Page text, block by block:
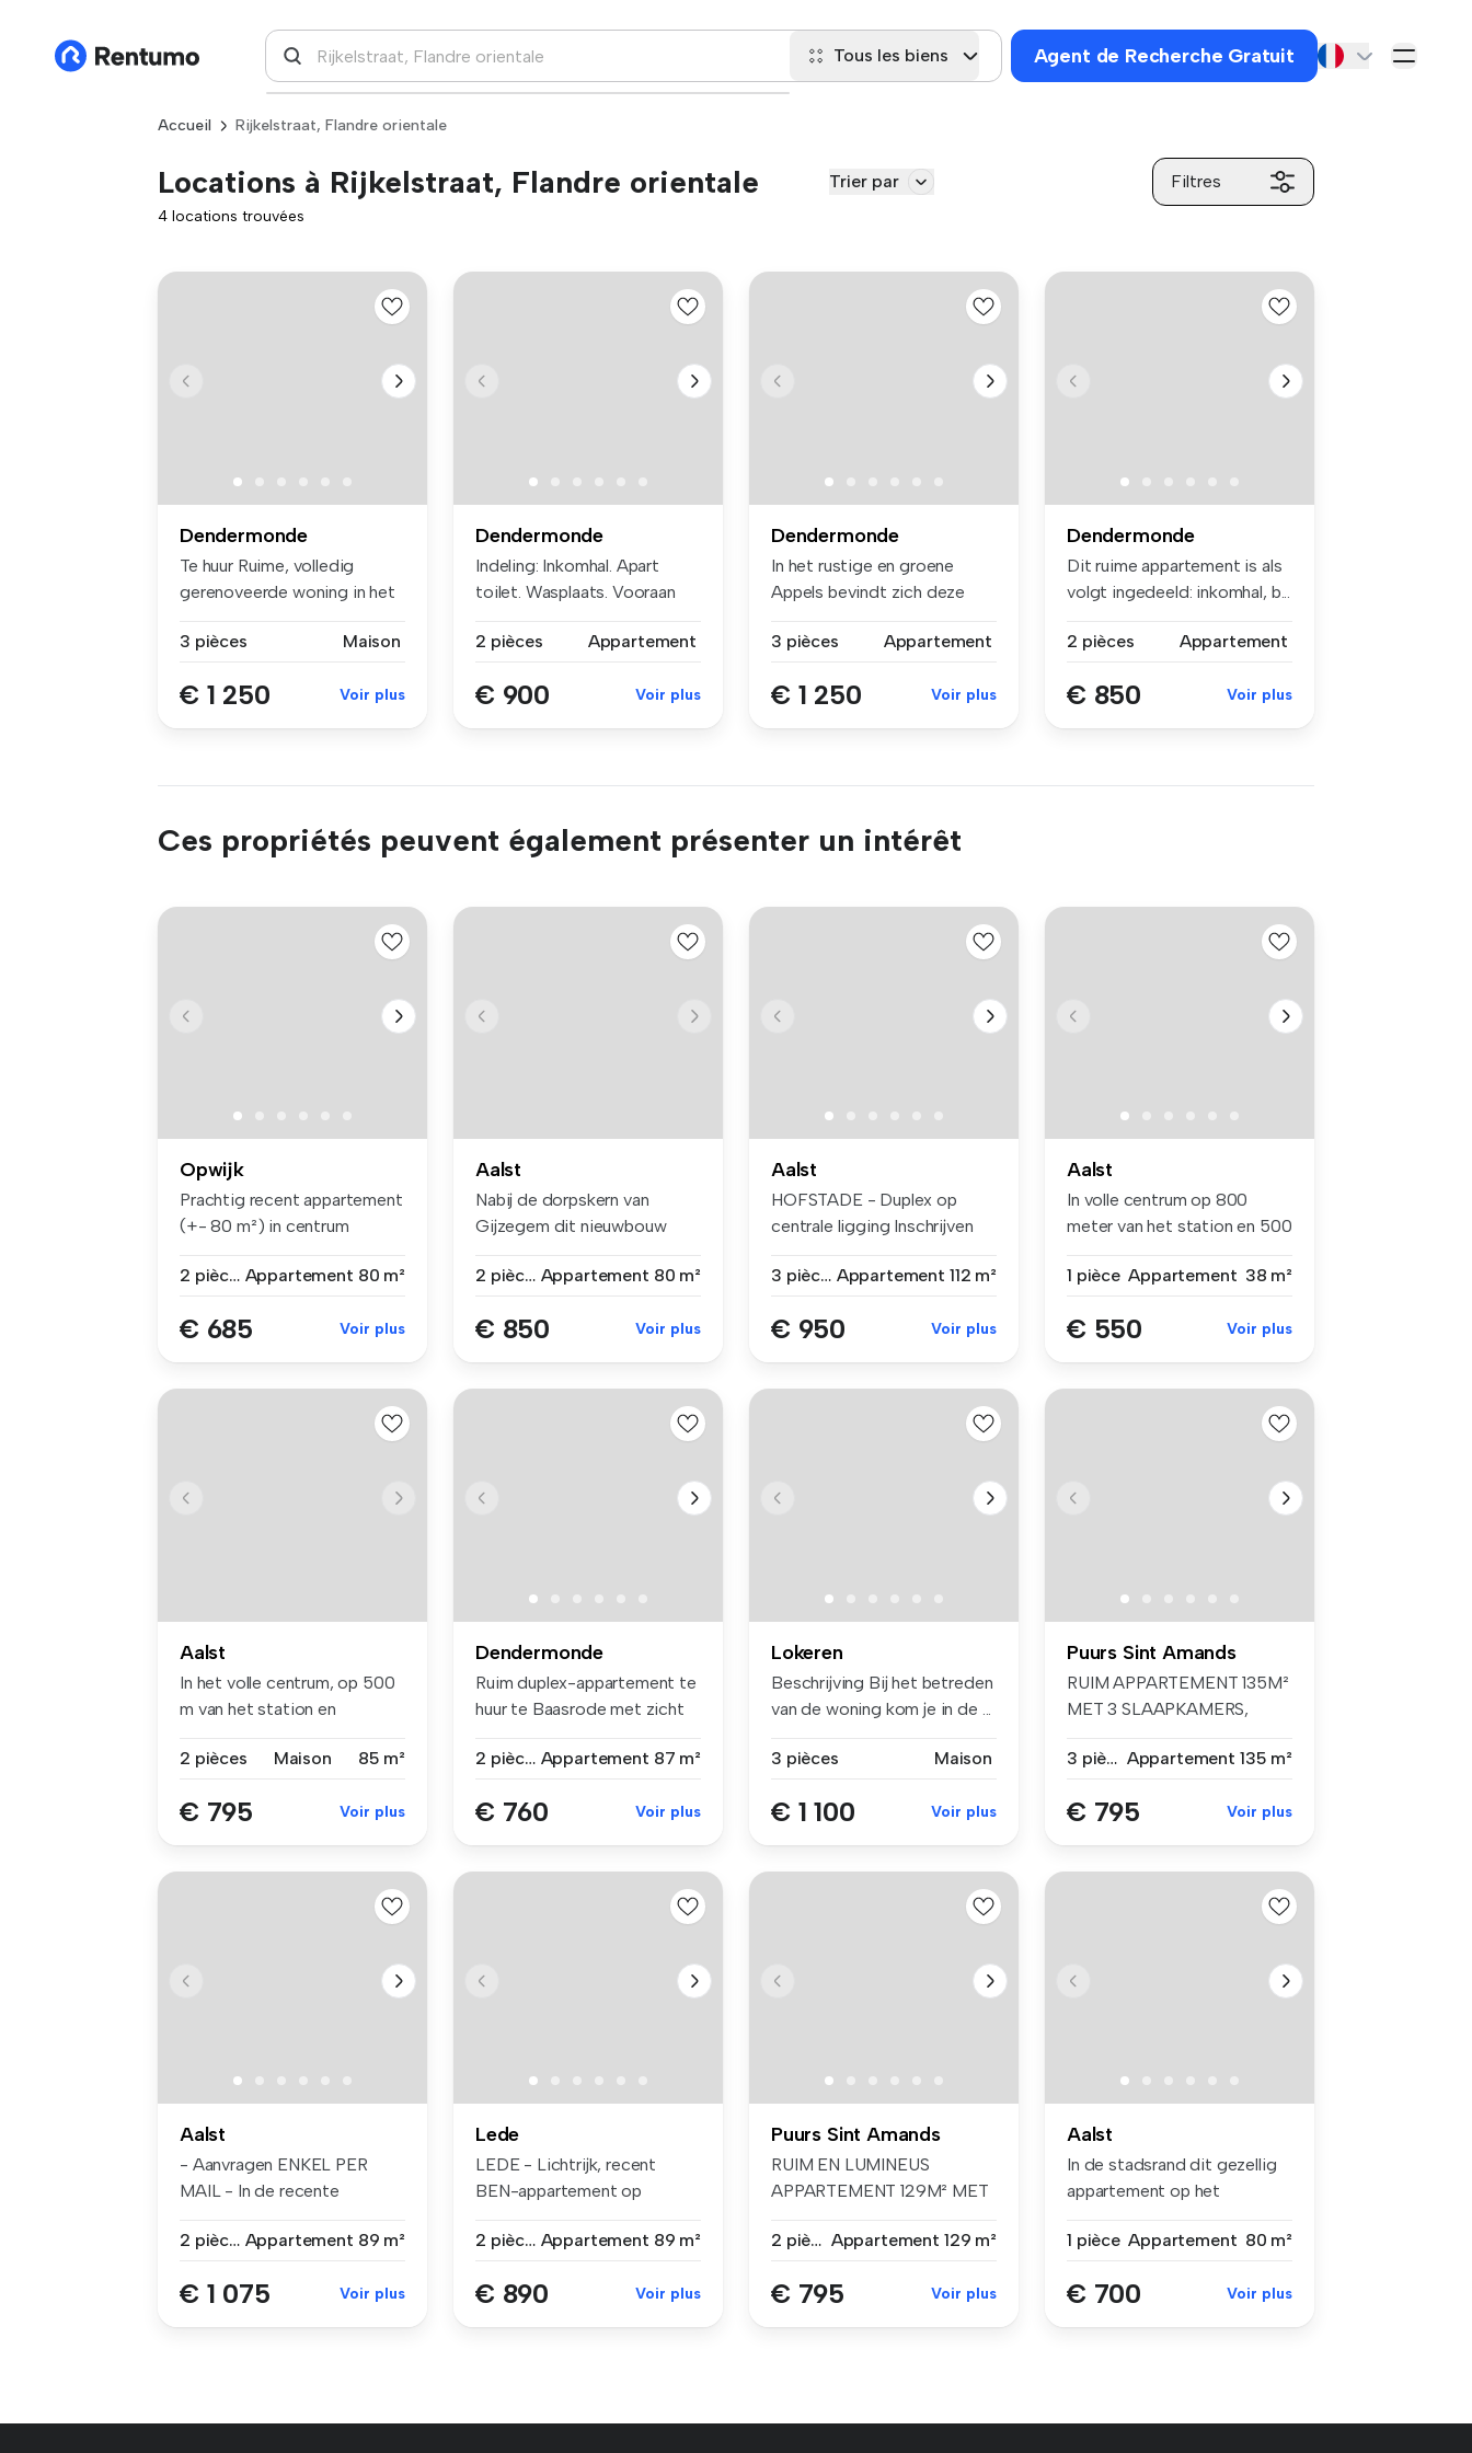
Tous les biens Agent de Recherche Gratuit
Accueil Rijkelstraat, Flandre orientale
Locations à Rijkelstraat, Flandre orientale Trier par Filtres
4 locations trouvées
Dendermonde
Te huur Ruime, volledig
gerenoveerde woning in het
3 pièces
Maison
€ 1 250 Voir plus
Dendermonde
Indeling: Inkomhal. Apart
toilet. Wasplaats. Vooraan
2 pièces
Appartement
€ 900 Voir plus
Dendermonde
In het rustige en groene
Appels bevindt zich deze
3 pièces
Appartement
€ 1 250 Voir plus
Dendermonde
Dit ruime appartement is als
volgt ingedeeld: inkomhal, b...
2 pièces Appartement
€ 850 Voir plus
Ces propriétés peuvent également présenter un intérêt
Opwijk
Prachtig recent appartement
(+- 80 m²) in centrum
2 pièces Appartement 80 m²
€ 685 Voir plus
Aalst
Nabij de dorpskern van
Gijzegem dit nieuwbouw
2 pièces Appartement 80 m²
€ 850 Voir plus
Aalst
HOFSTADE - Duplex op
centrale ligging Inschrijven
3 pièces Appartement 112 m²
€ 950 Voir plus
Aalst
In volle centrum op 800
meter van het station en 500
1 pièce Appartement 38 m²
€ 550 Voir plus
Aalst
In het volle centrum, op 500
m van het station en
2 pièces
Maison 85 m²
€ 795 Voir plus
Dendermonde
Ruim duplex-appartement te
huur te Baasrode met zicht
2 pièces Appartement 87 m²
€ 760 Voir plus
Lokeren
Beschrijving Bij het betreden
van de woning kom je in de ...
3 pièces Maison
€ 1 100 Voir plus
Puurs Sint Amands
RUIM APPARTEMENT 135M²
MET 3 SLAAPKAMERS,
3 pièces Appartement 135 m²
€ 795 Voir plus
Aalst
- Aanvragen ENKEL PER
MAIL - In de recente
2 pièces Appartement 89 m²
€ 1 075 Voir plus
Lede
LEDE - Lichtrijk, recent
BEN-appartement op
2 pièces Appartement 89 m²
€ 890 Voir plus
Puurs Sint Amands
RUIM EN LUMINEUS
APPARTEMENT 129M² MET
2 pièces Appartement 129 m²
€ 795 Voir plus
Aalst
In de stadsrand dit gezellig
appartement op het
1 pièce Appartement 80 m²
€ 700 Voir plus